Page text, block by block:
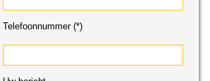
Telefoonnummer (*)